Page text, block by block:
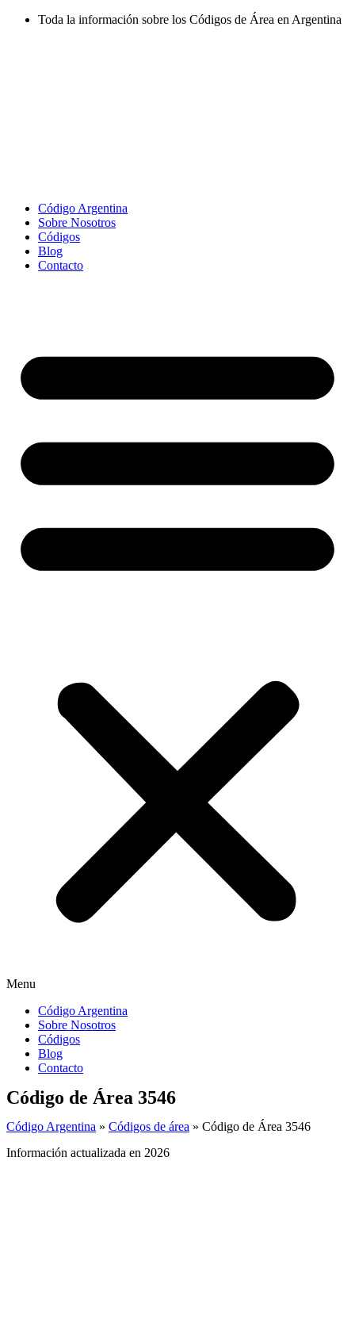
Toda la información sobre los Códigos de Área en Argentina
Código Argentina
Sobre Nosotros
Códigos
Blog
Contacto
Menu
Código Argentina
Sobre Nosotros
Códigos
Blog
Contacto
Código de Área 3546
Código Argentina » Códigos de área » Código de Área 3546
Información actualizada en 2026